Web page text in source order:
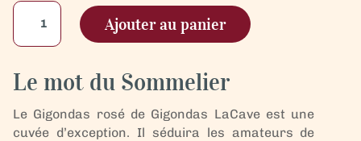
quantité
Gigondas
rosé
Ajouter au panier
Le mot du Sommelier
Le Gigondas rosé de Gigondas LaCave est une
cuvée d’exception. Il séduira les amateurs de